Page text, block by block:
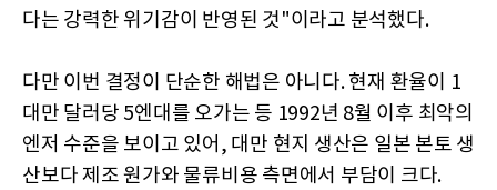
다는 강력한 위기감이 반영된 것"이라고 분석했다.
다만 이번 결정이 단순한 해법은 아니다. 현재 환율이 1
대만 달러당 5엔대를 오가는 등 1992년 8월 이후 최악의
엔저 수준을 보이고 있어, 대만 현지 생산은 일본 본토 생
산보다 제조 원가와 물류비용 측면에서 부담이 크다.